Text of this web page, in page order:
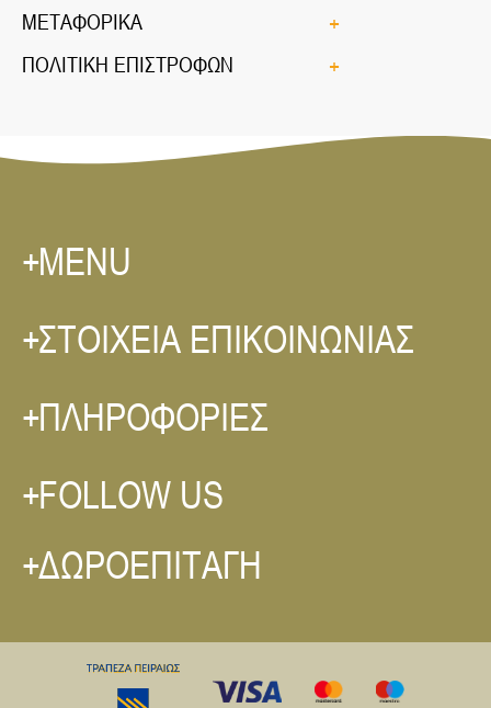
ΜΕΤΑΦΟΡΙΚΑ
ΠΟΛΙΤΙΚΗ ΕΠΙΣΤΡΟΦΩΝ
MENU
ΣΤΟΙΧΕΙΑ ΕΠΙΚΟΙΝΩΝΙΑΣ
ΠΛΗΡΟΦΟΡΙΕΣ
FOLLOW US
ΔΩΡΟΕΠΙΤΑΓΗ